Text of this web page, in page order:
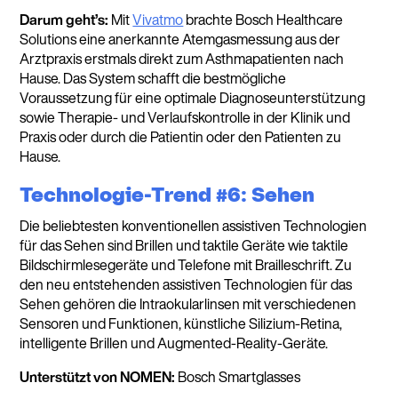
Darum geht’s: MitVivatmobrachte Bosch Healthcare
Solutions eine anerkannte Atemgasmessung aus der
Arztpraxis erstmals direkt zum Asthmapatienten nach
Hause. Das System schafft die bestmögliche
Voraussetzung für eine optimale Diagnoseunterstützung
sowie Therapie- und Verlaufskontrolle in der Klinik und
Praxis oder durch die Patientin oder den Patienten zu
Hause.
Technologie-Trend #6: Sehen
Die beliebtesten konventionellen assistiven Technologien
für das Sehen sind Brillen und taktile Geräte wie taktile
Bildschirmlesegeräte und Telefone mit Brailleschrift. Zu
den neu entstehenden assistiven Technologien für das
Sehen gehören die Intraokularlinsen mit verschiedenen
Sensoren und Funktionen, künstliche Silizium-Retina,
intelligente Brillen und Augmented-Reality-Geräte.
Unterstützt von NOMEN: Bosch Smartglasses